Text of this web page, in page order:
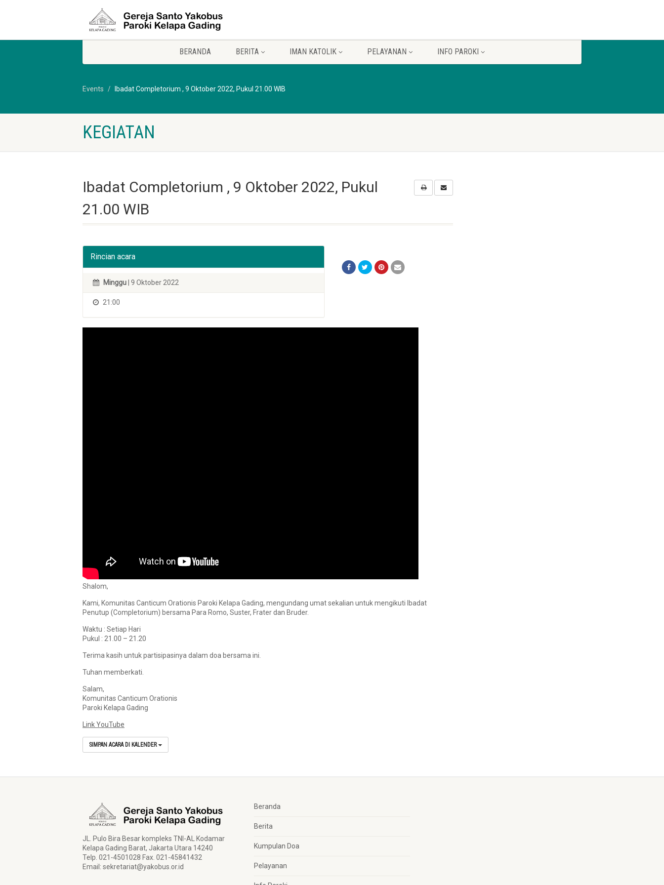
BERANDA BERITA IMAN KATOLIK PELAYANAN INFO PAROKI
Events Ibadat Completorium , 9 Oktober 2022, Pukul 21.00 WIB
KEGIATAN
Ibadat Completorium , 9 Oktober 2022, Pukul
21.00 WIB
Rincian acara
Minggu | 9 Oktober 2022
21:00
Shalom,
Kami, Komunitas Canticum Orationis Paroki Kelapa Gading, mengundang umat sekalian untuk mengikuti Ibadat
Penutup (Completorium) bersama Para Romo, Suster, Frater dan Bruder.
Waktu : Setiap Hari
Pukul : 21.00 – 21.20
Terima kasih untuk partisipasinya dalam doa bersama ini.
Tuhan memberkati.
Salam,
Komunitas Canticum Orationis
Paroki Kelapa Gading
Link YouTube
SIMPAN ACARA DI KALENDER
JL. Pulo Bira Besar kompleks TNI-AL Kodamar
Kelapa Gading Barat, Jakarta Utara 14240
Telp. 021-4501028 Fax. 021-45841432
Email: sekretariat@yakobus.or.id
Beranda
Berita
Kumpulan Doa
Pelayanan